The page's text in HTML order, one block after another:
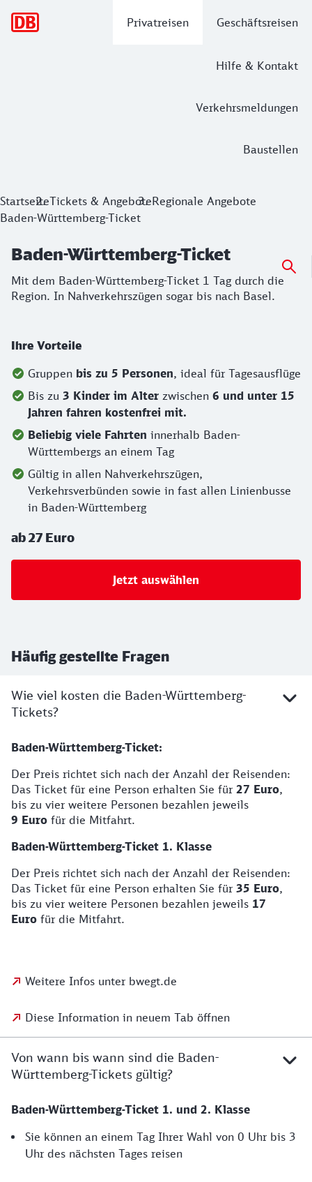
Privatreisen Geschäftsreisen
Hilfe & Kontakt
Verkehrsmeldungen
Baustellen
Baden-Württemberg-Ticket
Mit dem Baden-Württemberg-Ticket 1 Tag durch die
StartseiteTickets & AngeboteRegionale Angebote
Baden-Württemberg-Ticket
Baden-Württemberg-Ticket
Mit dem Baden-Württemberg-Ticket 1 Tag durch die
Region. In Nahverkehrszügen sogar bis nach Basel.
Ihre Vorteile
Gruppen bis zu 5 Personen, ideal für Tagesausflüge
Bis zu 3 Kinder im Alter zwischen 6 und unter 15
Jahren fahren kostenfrei mit.
Beliebig viele Fahrten innerhalb Baden-
Württembergs an einem Tag
Gültig in allen Nahverkehrszügen,
Verkehrsverbünden sowie in fast allen Linienbusse
in Baden-Württemberg
ab 27 Euro
Jetzt auswählen
Häufig gestellte Fragen
Wie viel kosten die Baden-Württemberg-
Tickets?
Baden-Württemberg-Ticket:
Der Preis richtet sich nach der Anzahl der Reisenden:
Das Ticket für eine Person erhalten Sie für 27 Euro,
bis zu vier weitere Personen bezahlen jeweils
9 Euro für die Mitfahrt.
Baden-Württemberg-Ticket 1. Klasse
Der Preis richtet sich nach der Anzahl der Reisenden:
Das Ticket für eine Person erhalten Sie für 35 Euro,
bis zu vier weitere Personen bezahlen jeweils 17
Euro für die Mitfahrt.
Weitere Infos unter bwegt.de
Diese Information in neuem Tab öffnen
Von wann bis wann sind die Baden-
Württemberg-Tickets gültig?
Baden-Württemberg-Ticket 1. und 2. Klasse
Sie können an einem Tag Ihrer Wahl von 0 Uhr bis 3
Uhr des nächsten Tages reisen